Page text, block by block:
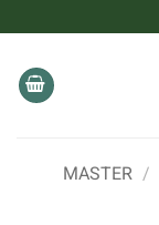
/
MASTER